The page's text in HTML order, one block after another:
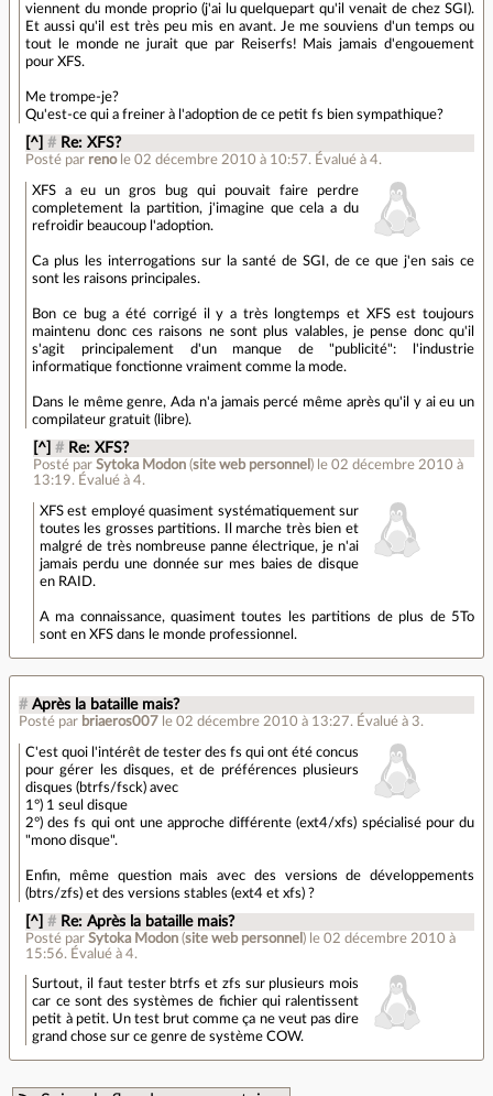
viennent du monde proprio (j'ai lu quelquepart qu'il venait de chez SGI).
Et aussi qu'il est très peu mis en avant. Je me souviens d'un temps ou
tout le monde ne jurait que par Reiserfs! Mais jamais d'engouement
pour XFS.
Me trompe-je?
Qu'est-ce qui a freiner à l'adoption de ce petit fs bien sympathique?
[^] # Re: XFS?
Posté par reno le 02 décembre 2010 à 10:57. Évalué à4.
XFS a eu un gros bug qui pouvait faire perdre
completement la partition, j'imagine que cela a du
refroidir beaucoup l'adoption.
Ca plus les interrogations sur la santé de SGI, de ce que j'en sais ce
sont les raisons principales.
Bon ce bug a été corrigé il y a très longtemps et XFS est toujours
maintenu donc ces raisons ne sont plus valables, je pense donc qu'il
s'agit principalement d'un manque de "publicité": l'industrie
informatique fonctionne vraiment comme la mode.
Dans le même genre, Ada n'a jamais percé même après qu'il y ai eu un
compilateur gratuit (libre).
[^] # Re: XFS?
Posté par Sytoka Modon(site web personnel ) le 02 décembre 2010 à
13:19. Évalué à 4.
XFS est employé quasiment systématiquement sur
toutes les grosses partitions. Il marche très bien et
malgré de très nombreuse panne électrique, je n'ai
jamais perdu une donnée sur mes baies de disque
en RAID.
A ma connaissance, quasiment toutes les partitions de plus de 5To
sont en XFS dans le monde professionnel.
# Après la bataille mais?
Posté par briaeros007 le 02 décembre 2010 à 13:27. Évalué à 3.
C'est quoi l'intérêt de tester des fs qui ont été concus
pour gérer les disques, et de préférences plusieurs
disques (btrfs/fsck) avec
1°) 1 seul disque
2°) des fs qui ont une approche différente (ext4/xfs) spécialisé pour du
"mono disque".
Enfin, même question mais avec des versions de développements
(btrs/zfs) et des versions stables (ext4 et xfs) ?
[^] # Re: Après la bataille mais?
Posté parSytoka Modon (site web personnel ) le 02 décembre 2010 à
15:56. Évalué à4.
Surtout, il faut tester btrfs et zfs sur plusieurs mois
car ce sont des systèmes de fichier qui ralentissent
petit à petit. Un test brut comme ça ne veut pas dire
grand chose sur ce genre de système COW.